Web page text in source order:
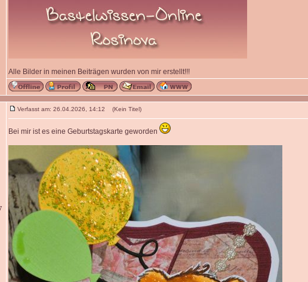
Alle Bilder in meinen Beiträgen wurden von mir erstellt!!!
Verfasst am: 26.04.2026, 14:12 (Kein Titel)
Bei mir ist es eine Geburtstagskarte geworden